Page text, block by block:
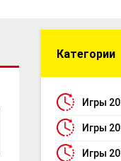
Категории
Игры
Игры
Игры